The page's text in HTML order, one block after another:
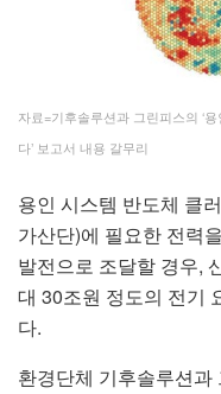
자료=기후솔루션과 그린피스의 ‘
다’ 보고서 내용 갈무리
용인 시스템 반도체 클
가산단)에 필요한 전력
발전으로 조달할 경우,
대 30조원 정도의 전기
다.
환경단체 기후솔루션